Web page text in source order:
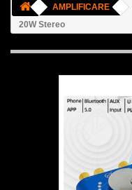
AMPLIFICARE
20W Stereo